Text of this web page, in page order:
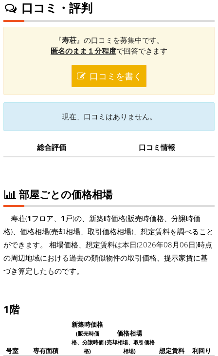
口コミ・評判
『寿荘』の口コミを募集中です。
匿名のまま１分程度で回答できます
口コミを書く
現在、口コミはありません。
総合評価 口コミ情報
部屋ごとの価格相場
寿荘(1フロア、 1 戸)の、新築時価格(販売時価格、分譲時価
格)、価格相場(売却相場、取引価格相場)、想定賃料を調べること
ができます。 相場価格、想定賃料は本日(2026年08月06日)時点
の周辺地域における過去の類似物件の取引価格、提示家賃に基
づき算定したものです。
1階
号室 専有面積
新築時価格
(販売時価
格、分譲時価
格)
価格相場
(売却相場、取引価格
相場)
想定賃料 利回り